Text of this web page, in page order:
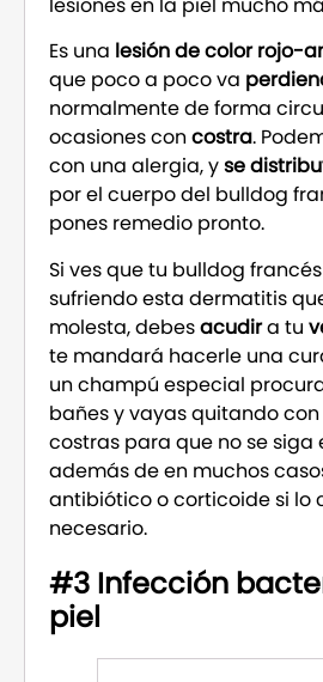
Es una lesión de color rojo-
que poco a poco va
normalmente de forma
ocasiones concostra.
con una alergia, yse
por el cuerpo del bulldog
pones remedio pronto.
Si ves que tu bulldog
sufriendo esta dermatitis
molesta, debesacudira tu
te mandará hacerle una
un champú especial
bañes y vayas quitando
costras para que no se siga
además de en muchos
antibiótico o corticoide si lo
necesario.
#3 Infección
piel